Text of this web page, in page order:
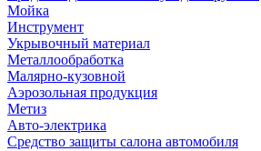
Мойка
Инструмент
Укрывочный материал
Металлообработка
Малярно-кузовной
Аэрозольная продукция
Метиз
Авто-электрика
Средство защиты салона автомобиля